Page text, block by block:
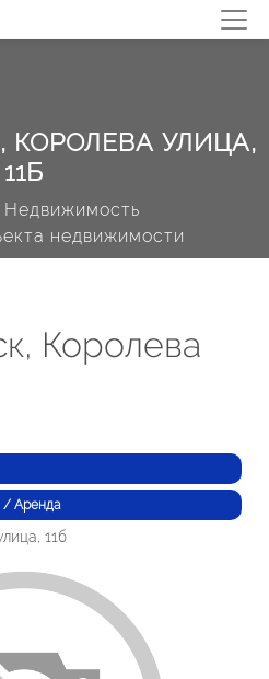
КОРОЛЕВА УЛИЦА,
11Б
Недвижимость
недвижимости
Королева
/ Аренда
11б